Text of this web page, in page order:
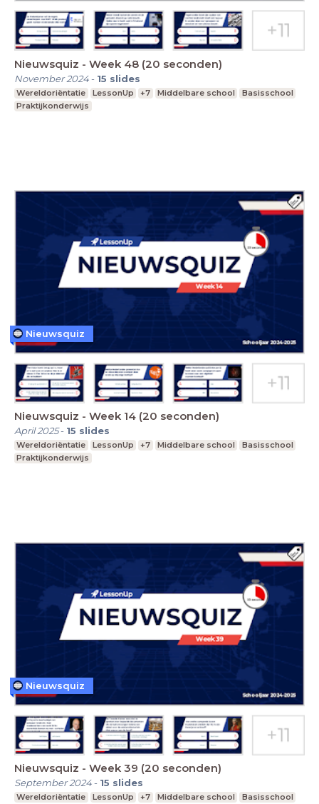
Nieuwsquiz - Week 48 (20 seconden)
November 2024- 15 slides
Wereldoriëntatie LessonUp +7 Middelbare school
Basisschool
Praktijkonderwijs
Nieuwsquiz - Week 14 (20 seconden)
April 2025- 15 slides
Wereldoriëntatie LessonUp +7 Middelbare school
Basisschool
Praktijkonderwijs
Nieuwsquiz
Nieuwsquiz - Week 39 (20 seconden)
September 2024- 15 slides
Wereldoriëntatie LessonUp +7 Middelbare school
Basisschool
Nieuwsquiz